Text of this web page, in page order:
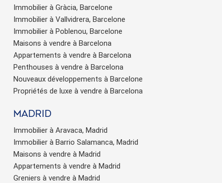
Immobilier à Gràcia, Barcelone
Immobilier à Vallvidrera, Barcelone
Immobilier à Poblenou, Barcelone
Maisons à vendre à Barcelona
Appartements à vendre à Barcelona
Penthouses à vendre à Barcelona
Nouveaux développements à Barcelone
Propriétés de luxe à vendre à Barcelona
Madrid
Immobilier à Aravaca, Madrid
Immobilier à Barrio Salamanca, Madrid
Maisons à vendre à Madrid
Appartements à vendre à Madrid
Greniers à vendre à Madrid